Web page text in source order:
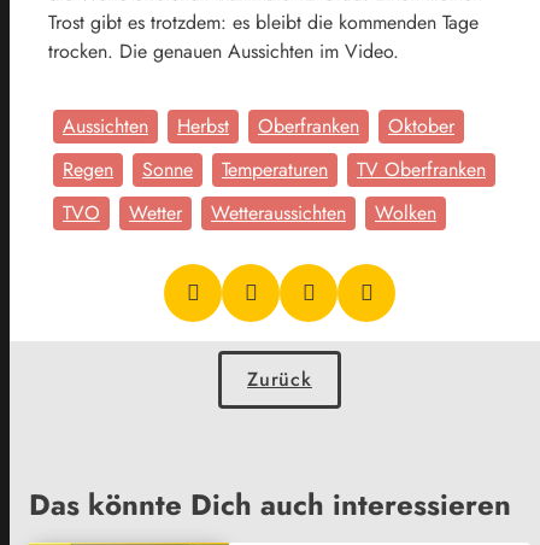
Trost gibt es trotzdem: es bleibt die kommenden Tage
trocken. Die genauen Aussichten im Video.
Aussichten Herbst Oberfranken
Oktober
Regen
Sonne Temperaturen
TV Oberfranken
TVO
Wetter Wetteraussichten Wolken
Zurück
Das könnte Dich auch interessieren